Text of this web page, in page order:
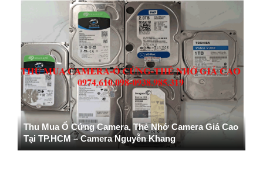
Thu Mua Ổ Cứng Camera, Thẻ Nhớ Camera Giá Cao
Tại TP.HCM – Camera Nguyễn Khang